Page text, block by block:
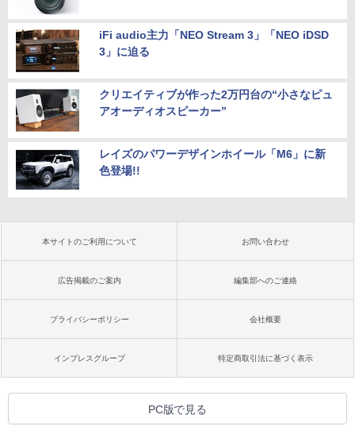
iFi audio主力「NEO Stream 3」「NEO iDSD
3」に迫る
クリエイティブが作った2万円台の“小さなピュ
アオーディオスピーカー”
レイズのパワーデザインホイール「M6」に新
色登場!!
本サイトのご利用について お問い合わせ
広告掲載のご案内 編集部へのご連絡
プライバシーポリシー 会社概要
インプレスグループ 特定商取引法に基づく表示
PC版で見る